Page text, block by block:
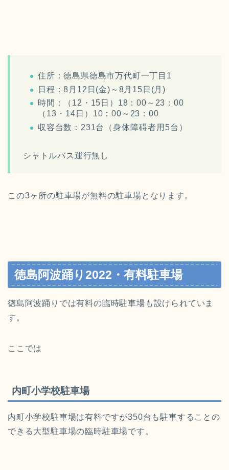
住所：徳島県徳島市万代町一丁目1
日程：8月12日(金)～8月15日(月)
時間：（12・15日）18：00～23：00
（ 13・14日） 10：00～23：00
収容台数：231台（身体障碍者用5台）
シャトルバス運行無し
この3ヶ所の駐車場が無料の駐車場となります。
徳島阿波踊り2022・有料駐車場
徳島阿波踊りでは有料の臨時駐車場も設けられていま
す。
ここでは
内町小学校駐車場
内町小学校駐車場は有料ですが350台も駐車することの
できる大型駐車場の臨時駐車場です。